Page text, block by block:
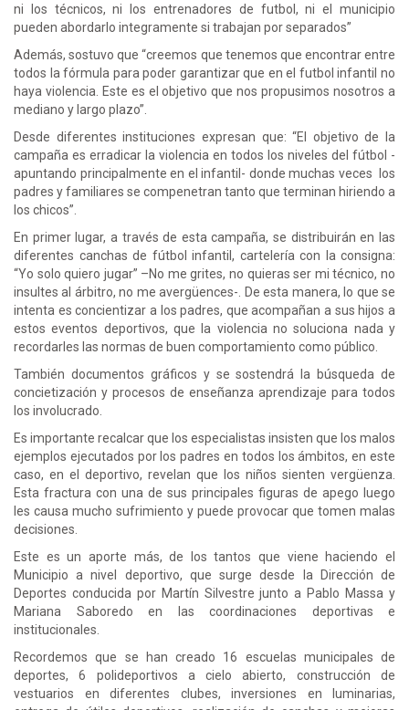
ni los técnicos, ni los entrenadores de futbol, ni el municipio
pueden abordarlo integramente si trabajan por separados”
Además, sostuvo que “creemos que tenemos que encontrar entre
todos la fórmula para poder garantizar que en el futbol infantil no
haya violencia. Este es el objetivo que nos propusimos nosotros a
mediano y largo plazo”.
Desde diferentes instituciones expresan que: “El objetivo de la
campaña es erradicar la violencia en todos los niveles del fútbol -
apuntando principalmente en el infantil- donde muchas veces los
padres y familiares se compenetran tanto que terminan hiriendo a
los chicos”.
En primer lugar, a través de esta campaña, se distribuirán en las
diferentes canchas de fútbol infantil, cartelería con la consigna:
“Yo solo quiero jugar” –No me grites, no quieras ser mi técnico, no
insultes al árbitro, no me avergüences-. De esta manera, lo que se
intenta es concientizar a los padres, que acompañan a sus hijos a
estos eventos deportivos, que la violencia no soluciona nada y
recordarles las normas de buen comportamiento como público.
También documentos gráficos y se sostendrá la búsqueda de
concietización y procesos de enseñanza aprendizaje para todos
los involucrado.
Es importante recalcar que los especialistas insisten que los malos
ejemplos ejecutados por los padres en todos los ámbitos, en este
caso, en el deportivo, revelan que los niños sienten vergüenza.
Esta fractura con una de sus principales figuras de apego luego
les causa mucho sufrimiento y puede provocar que tomen malas
decisiones.
Este es un aporte más, de los tantos que viene haciendo el
Municipio a nivel deportivo, que surge desde la Dirección de
Deportes conducida por Martín Silvestre junto a Pablo Massa y
Mariana Saboredo en las coordinaciones deportivas e
institucionales.
Recordemos que se han creado 16 escuelas municipales de
deportes, 6 polideportivos a cielo abierto, construcción de
vestuarios en diferentes clubes, inversiones en luminarias,